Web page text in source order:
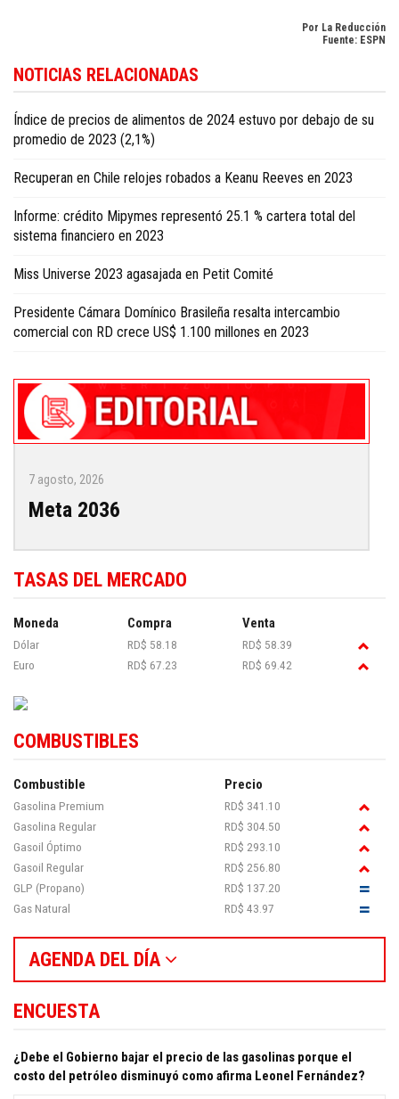
Por La Reducción
Fuente: ESPN
English.
NOTICIAS RELACIONADAS
Índice de precios de alimentos de 2024 estuvo por debajo de su
promedio de 2023 (2,1%)
Recuperan en Chile relojes robados a Keanu Reeves en 2023
Informe: crédito Mipymes representó 25.1 % cartera total del
sistema financiero en 2023
Miss Universe 2023 agasajada en Petit Comité
Presidente Cámara Domínico Brasileña resalta intercambio
comercial con RD crece US$ 1.100 millones en 2023
7 agosto, 2026
Meta 2036
TASAS DEL MERCADO
Moneda Compra Venta
Dólar RD$ 58.18
RD$ 58.39
Euro
RD$ 67.23 RD$ 69.42
COMBUSTIBLES
Combustible Precio
Gasolina Premium
RD$ 341.10
Gasolina Regular
RD$ 304.50
Gasoil Óptimo
RD$ 293.10
Gasoil Regular
RD$ 256.80
GLP (Propano)
RD$ 137.20
Gas Natural
RD$ 43.97
AGENDA DEL DÍA
ENCUESTA
¿Debe el Gobierno bajar el precio de las gasolinas porque el
costo del petróleo disminuyó como afirma Leonel Fernández?